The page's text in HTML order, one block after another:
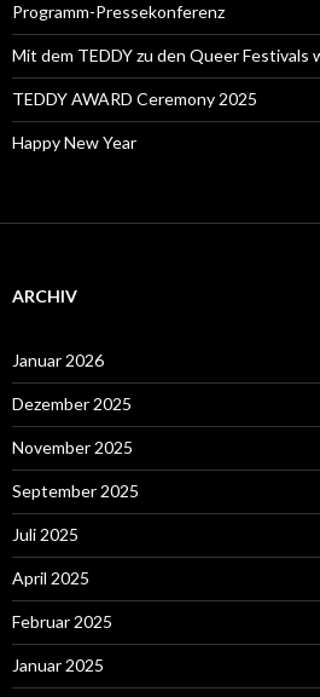
Programm-Pressekonferenz
Mit dem TEDDY zu den Queer Festivals
TEDDY AWARD Ceremony 2025
Happy New Year
ARCHIV
Januar 2026
Dezember 2025
November 2025
September 2025
Juli 2025
April 2025
Februar 2025
Januar 2025